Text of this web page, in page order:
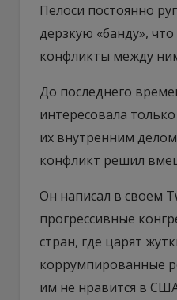
Пелоси постоянно
дерзкую «банду»,
конфликты между
До последнего
интересовала
их внутренним
конфликт решил
Он написал в своем
прогрессивные
стран, где царят
коррумпированные
им не нравится в